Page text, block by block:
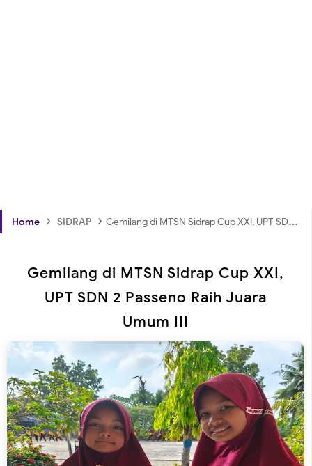
Home › SIDRAP › Gemilang di MTSN Sidrap Cup XXI, UPT SDN 2 Passeno Raih Juara Umum III
Gemilang di MTSN Sidrap Cup XXI,
UPT SDN 2 Passeno Raih Juara
Umum III